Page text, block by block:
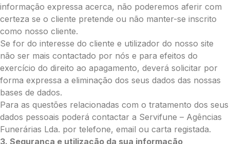
Média (€100)
Grande (€115)
Coroa:
Mini (€75)
Pequena (€85)
Média (€100)
Grande (€115)
O seu nome*
informação expressa acerca, não poderemos aferir com
certeza se o cliente pretende ou não manter-se inscrito
como nosso cliente.
Se for do interesse do cliente e utilizador do nosso site
não ser mais contactado por nós e para efeitos do
exercício do direito ao apagamento, deverá solicitar por
forma expressa a eliminação dos seus dados das nossas
bases de dados.
Para as questões relacionadas com o tratamento dos seus
dados pessoais poderá contactar a Servifune – Agências
Funerárias Lda. por telefone, email ou carta registada.
3. Segurança e utilização da sua informação